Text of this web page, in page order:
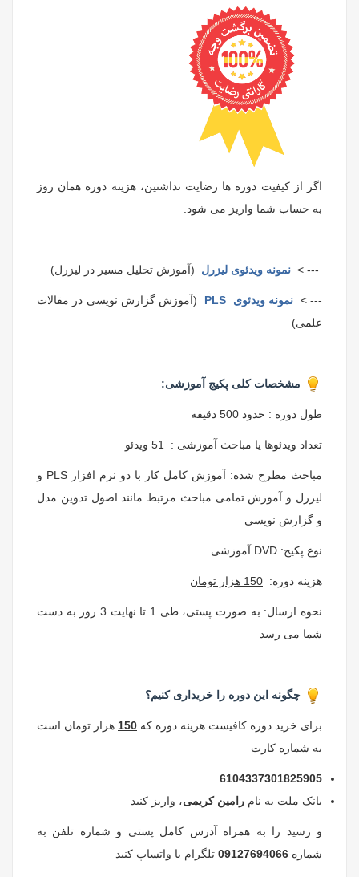
اگر از کیفیت دوره ها رضایت نداشتین، هزینه دوره همان روز
به حساب شما واریز می شود.
--- > نمونه ویدئوی لیزرل (آموزش تحلیل مسیر در لیزرل)
--- > نمونه ویدئوی PLS
(آموزش گزارش نویسی در مقالات
علمی)
مشخصات کلی پکیج آموزشی:
طول دوره : حدود 500 دقیقه
تعداد ویدئوها یا مباحث آموزشی : 51 ویدئو
مباحث مطرح شده: آموزش کامل کار با دو نرم افزار PLS و
لیزرل و آموزش تمامی مباحث مرتبط مانند اصول تدوین مدل
و گزارش نویسی
نوع پکیج: DVD آموزشی
هزینه دوره: 150 هزار تومان
نحوه ارسال: به صورت پستی، طی 1 تا نهایت 3 روز به دست
شما می رسد
چگونه این دوره را خریداری کنیم؟
برای خرید دوره کافیست هزینه دوره که 150 هزار تومان است
به شماره کارت
6104337301825905
بانک ملت به نام رامین کریمی، واریز کنید
و رسید را به همراه آدرس کامل پستی و شماره تلفن به
شماره 09127694066 تلگرام یا واتساپ کنید